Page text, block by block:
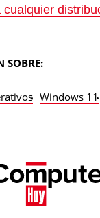
cualquier
SOBRE:
Windows 11